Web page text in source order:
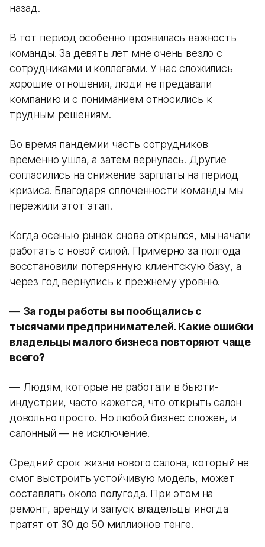
назад.
В тот период особенно проявилась важность
команды. За девять лет мне очень везло с
сотрудниками и коллегами. У нас сложились
хорошие отношения, люди не предавали
компанию и с пониманием относились к
трудным решениям.
Во время пандемии часть сотрудников
временно ушла, а затем вернулась. Другие
согласились на снижение зарплаты на период
кризиса. Благодаря сплоченности команды мы
пережили этот этап.
Когда осенью рынок снова открылся, мы начали
работать с новой силой. Примерно за полгода
восстановили потерянную клиентскую базу, а
через год вернулись к прежнему уровню.
— За годы работы вы пообщались с
тысячами предпринимателей. Какие ошибки
владельцы малого бизнеса повторяют чаще
всего?
— Людям, которые не работали в бьюти-
индустрии, часто кажется, что открыть салон
довольно просто. Но любой бизнес сложен, и
салонный — не исключение.
Средний срок жизни нового салона, который не
смог выстроить устойчивую модель, может
составлять около полугода. При этом на
ремонт, аренду и запуск владельцы иногда
тратят от 30 до 50 миллионов тенге.